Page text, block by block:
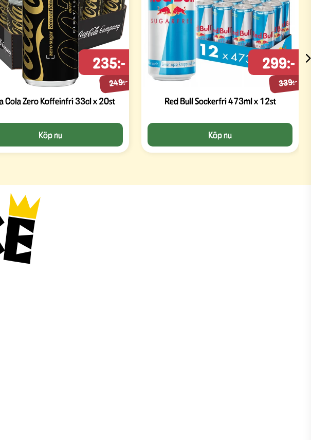
Cola Zero Koffeinfri 33cl x 20st
249:-
235:-
Köp nu
Red Bull Sockerfri 473ml x 12st
339:-
299:-
Köp nu